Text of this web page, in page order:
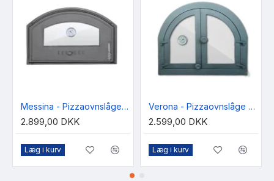
Messina - Pizzaovnslåge med glas og termometer 460 x 700mm
2.899,00 DKK
Læg i kurv
Verona - Pizzaovnslåge med glas og termometer 595x480mm
2.599,00 DKK
Læg i kurv